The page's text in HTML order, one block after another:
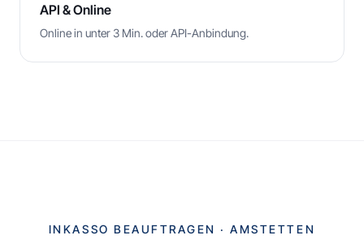
API & Online
Online in unter 3 Min. oder API-Anbindung.
INKASSO BEAUFTRAGEN ·AMSTETTEN